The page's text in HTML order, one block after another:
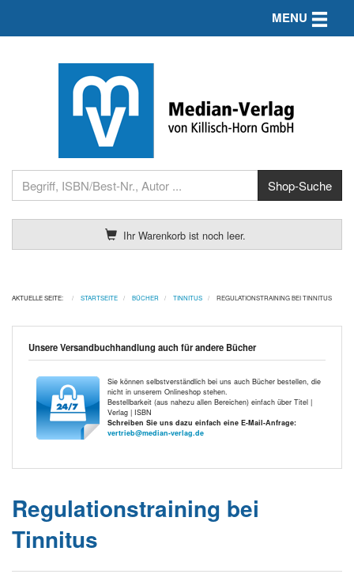
Ihr Warenkorb ist noch leer.
MENU Toggle
AKTUELLE SEITE: STARTSEITE BÜCHER TINNITUS REGULATIONSTRAINING BEI TINNITUS
Unsere Versandbuchhandlung auch für andere Bücher
Sie können selbstverständlich bei uns auch Bücher bestellen, die
nicht in unserem Onlineshop stehen.
Bestellbarkeit (aus nahezu allen Bereichen) einfach über Titel |
Verlag | ISBN
Schreiben Sie uns dazu einfach eine E-Mail-Anfrage:
vertrieb@median-verlag.de
Regulationstraining bei
Tinnitus